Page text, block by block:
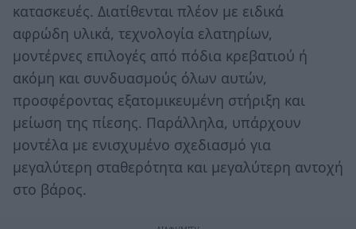
κατασκευές. Διατίθενται πλέον με ειδικά
αφρώδη υλικά, τεχνολογία ελατηρίων,
μοντέρνες επιλογές από πόδια κρεβατιού ή
ακόμη και συνδυασμούς όλων αυτών,
προσφέροντας εξατομικευμένη στήριξη και
μείωση της πίεσης. Παράλληλα, υπάρχουν
μοντέλα με ενισχυμένο σχεδιασμό για
μεγαλύτερη σταθερότητα και μεγαλύτερη αντοχή
στο βάρος.